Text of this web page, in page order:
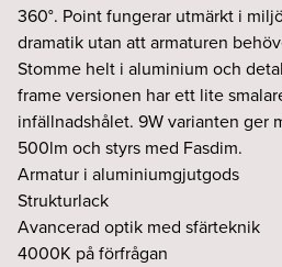
360°. Point fungerar utmärkt i
dramatik utan att armaturen
Stomme helt i aluminium och
frame versionen har ett lite
infällnadshålet. 9W varianten ger
500lm och styrs med Fasdim.
Armatur i aluminiumgjutgods
Strukturlack
Avancerad optik med sfärteknik
4000K på förfrågan